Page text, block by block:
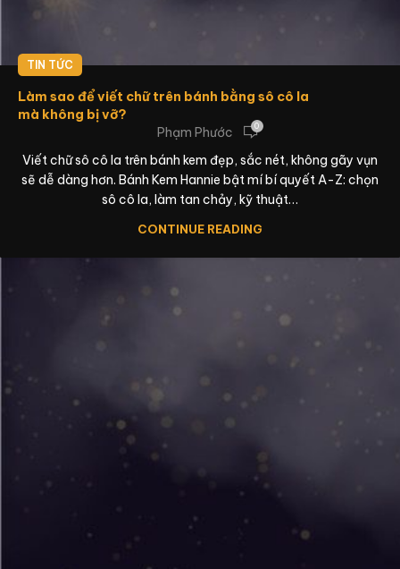
TIN TỨC
Làm sao để viết chữ trên bánh bằng sô cô la
mà không bị vỡ?
Phạm Phước
0
Viết chữ sô cô la trên bánh kem đẹp, sắc nét, không gãy vụn
sẽ dễ dàng hơn. Bánh Kem Hannie bật mí bí quyết A-Z: chọn
sô cô la, làm tan chảy, kỹ thuật…
CONTINUE READING